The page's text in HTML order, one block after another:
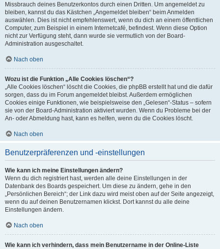
Missbrauch deines Benutzerkontos durch einen Dritten. Um angemeldet zu
bleiben, kannst du das Kästchen „Angemeldet bleiben“ beim Anmelden
auswählen. Dies ist nicht empfehlenswert, wenn du dich an einem öffentlichen
Computer, zum Beispiel in einem Internetcafé, befindest. Wenn diese Option
nicht zur Verfügung steht, dann wurde sie vermutlich von der Board-
Administration ausgeschaltet.
Nach oben
Wozu ist die Funktion „Alle Cookies löschen“?
„Alle Cookies löschen“ löscht die Cookies, die phpBB erstellt hat und die dafür
sorgen, dass du im Forum angemeldet bleibst. Außerdem ermöglichen
Cookies einige Funktionen, wie beispielsweise den „Gelesen“-Status – sofern
sie von der Board-Administration aktiviert wurden. Wenn du Probleme bei der
An- oder Abmeldung hast, kann es helfen, wenn du die Cookies löscht.
Nach oben
Benutzerpräferenzen und -einstellungen
Wie kann ich meine Einstellungen ändern?
Wenn du dich registriert hast, werden alle deine Einstellungen in der
Datenbank des Boards gespeichert. Um diese zu ändern, gehe in den
„Persönlichen Bereich“; der Link dazu wird meist oben auf der Seite angezeigt,
wenn du auf deinen Benutzernamen klickst. Dort kannst du alle deine
Einstellungen ändern.
Nach oben
Wie kann ich verhindern, dass mein Benutzername in der Online-Liste